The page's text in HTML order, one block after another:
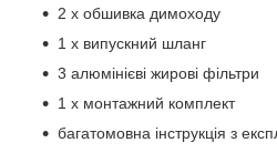
2 x обшивка димоходу
1 x випускний шланг
3 алюмінієві жирові фільтри
1 х монтажний комплект
багатомовна інструкція з